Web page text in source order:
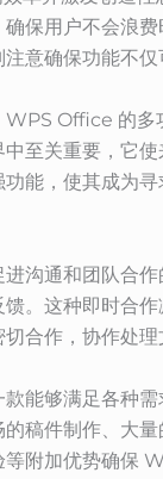
保用户不会浪
意确保功能不
Office 的多
至关重要，它
能，使其成为
沟通和团队合
。这种即时合
合作，协作处理
款能够满足各种
稿件制作、大
附加优势确保